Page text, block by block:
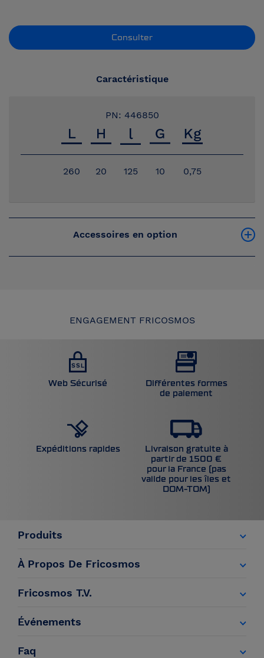
Consulter
Caractéristique
PN: 446850
260 20 125 10 0,75
Accessoires en option
ENGAGEMENT FRICOSMOS
Web Sécurisé
Différentes formes
de paiement
Expéditions rapides
Livraison gratuite à
partir de 1500 €
pour la France (pas
valide pour les îles et
DOM-TOM)
Produits
À Propos De Fricosmos
Fricosmos T.V.
Événements
Faq